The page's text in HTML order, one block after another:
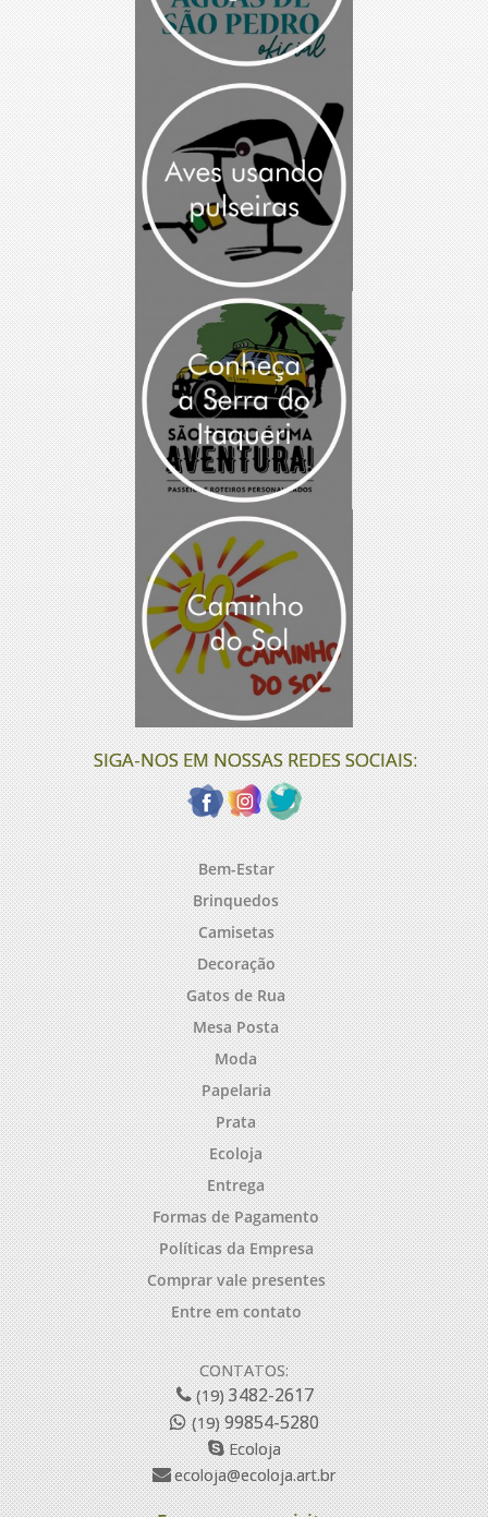
SIGA-NOS EM NOSSAS REDES SOCIAIS:
Bem-Estar
Brinquedos
Camisetas
Decoração
Gatos de Rua
Mesa Posta
Moda
Papelaria
Prata
Ecoloja
Entrega
Formas de Pagamento
Políticas da Empresa
Comprar vale presentes
Entre em contato
CONTATOS:
(19)3482-2617
(19)99854-5280
Ecoloja
ecoloja@ecoloja.art.br